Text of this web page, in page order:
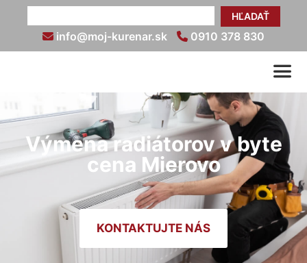
HĽADAŤ
info@moj-kurenar.sk 0910 378 830
Výmena radiátorov v byte
cena Mierovo
KONTAKTUJTE NÁS